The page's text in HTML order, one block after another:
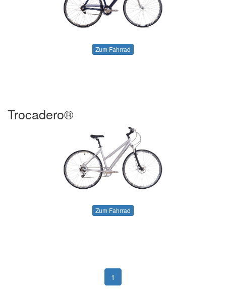
Zum Fahrrad
Trocadero®
Zum Fahrrad
1